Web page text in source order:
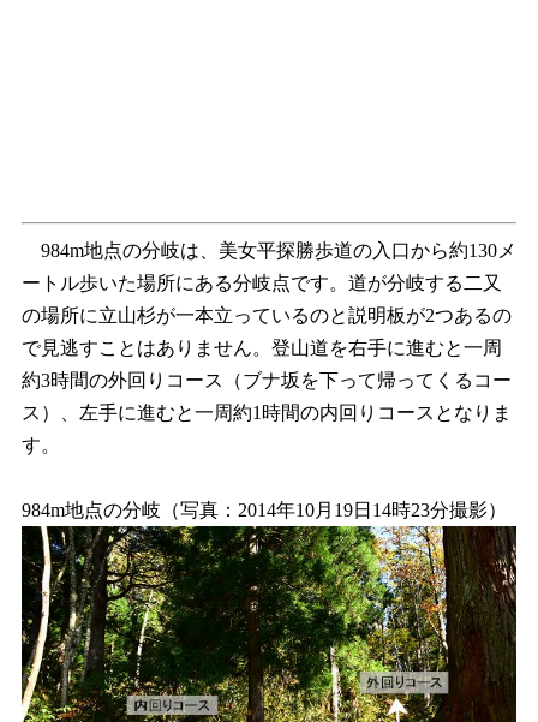
984m地点の分岐は、美女平探勝歩道の入口から約130メ
ートル歩いた場所にある分岐点です。道が分岐する二又
の場所に立山杉が一本立っているのと説明板が2つあるの
で見逃すことはありません。登山道を右手に進むと一周
約3時間の外回りコース（ブナ坂を下って帰ってくるコー
ス）、左手に進むと一周約1時間の内回りコースとなりま
す。
984m地点の分岐（写真：2014年10月19日14時23分撮影）